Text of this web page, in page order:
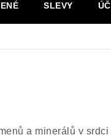
SLEVY
a minerálů v srdci